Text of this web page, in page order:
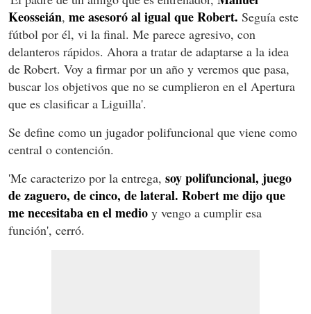
Keosseián, me asesoró al igual que Robert. Seguía este
fútbol por él, vi la final. Me parece agresivo, con
delanteros rápidos. Ahora a tratar de adaptarse a la idea
de Robert. Voy a firmar por un año y veremos que pasa,
buscar los objetivos que no se cumplieron en el Apertura
que es clasificar a Liguilla'.
Se define como un jugador polifuncional que viene como
central o contención.
'Me caracterizo por la entrega, soy polifuncional, juego
de zaguero, de cinco, de lateral. Robert me dijo que
me necesitaba en el medio y vengo a cumplir esa
función', cerró.